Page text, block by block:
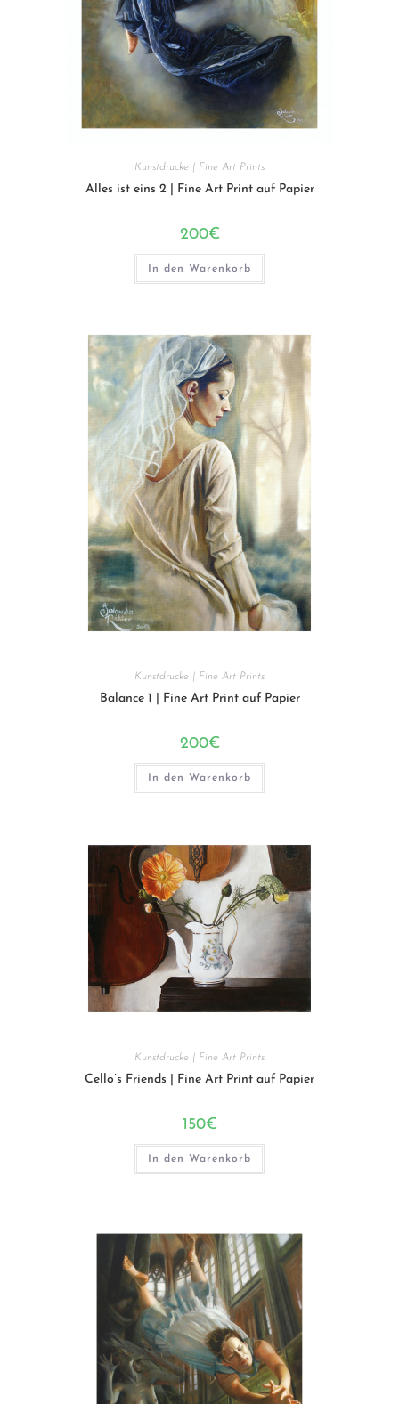
Kunstdrucke | Fine Art Prints
Alles ist eins 2 | Fine Art Print auf Papier
200€
In den Warenkorb
Kunstdrucke | Fine Art Prints
Balance 1 | Fine Art Print auf Papier
200€
In den Warenkorb
Kunstdrucke | Fine Art Prints
Cello’s Friends | Fine Art Print auf Papier
150€
In den Warenkorb